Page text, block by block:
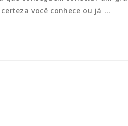
você conhece ou já …